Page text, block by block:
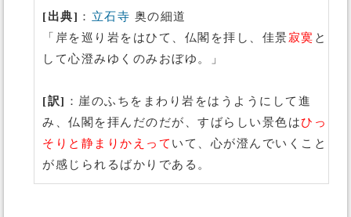
[出典] ： 立石寺 奥の細道
「岸を巡り岩をはひて、仏閣を拝し、佳景寂寞 と
して心澄みゆくのみおぼゆ。」
[訳] ：崖のふちをまわり岩をはうようにして進
み、仏閣を拝んだのだが、すばらしい景色はひっ
そりと静まりかえって いて、心が澄んでいくこと
が感じられるばかりである。